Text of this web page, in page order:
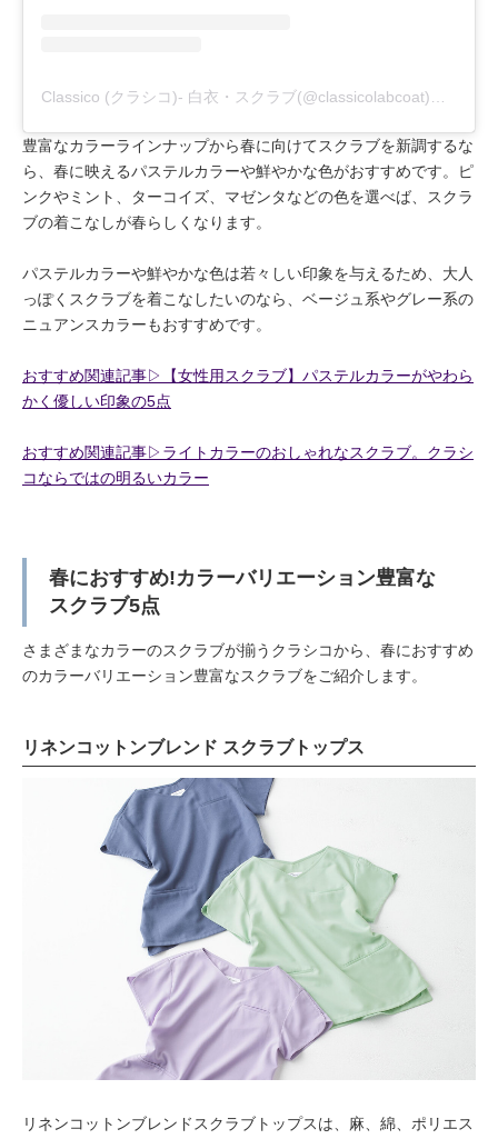
Classico (クラシコ)- 白衣・スクラブ(@classicolabcoat)がシェアした投稿
豊富なカラーラインナップから春に向けてスクラブを新調するな
ら、春に映えるパステルカラーや鮮やかな色がおすすめです。ピ
ンクやミント、ターコイズ、マゼンタなどの色を選べば、スクラ
ブの着こなしが春らしくなります。
パステルカラーや鮮やかな色は若々しい印象を与えるため、大人
っぽくスクラブを着こなしたいのなら、ベージュ系やグレー系の
ニュアンスカラーもおすすめです。
おすすめ関連記事▷【女性用スクラブ】パステルカラーがやわら
かく優しい印象の5点
おすすめ関連記事▷ライトカラーのおしゃれなスクラブ。クラシ
コならではの明るいカラー
春におすすめ!カラーバリエーション豊富な
スクラブ5点
さまざまなカラーのスクラブが揃うクラシコから、春におすすめ
のカラーバリエーション豊富なスクラブをご紹介します。
リネンコットンブレンド スクラブトップス
リネンコットンブレンドスクラブトップスは、麻、綿、ポリエス